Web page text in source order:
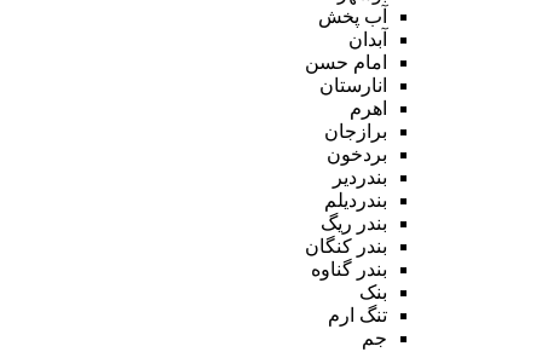
آب پخش
آبدان
امام حسن
انارستان
اهرم
برازجان
بردخون
بندردیر
بندردیلم
بندر ریگ
بندر کنگان
بندر گناوه
بنک
تنگ ارم
جم